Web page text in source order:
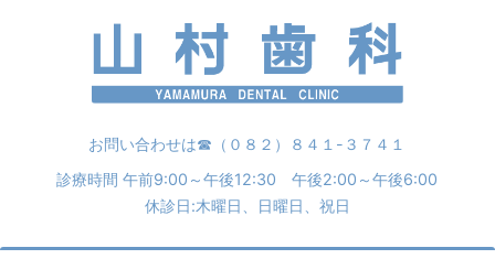
お問い合わせは☎︎（０８２）８４１-３７４１
診療時間 午前9:00～午後12:30 午後2:00～午後6:00
休診日:木曜日、日曜日、祝日